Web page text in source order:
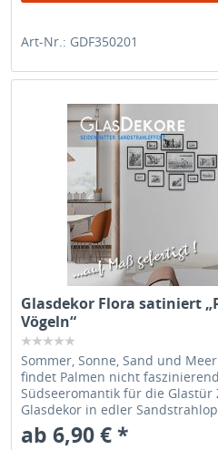
Art-Nr.: GDF350201
Glasdekor Flora satiniert
Vögeln“
Sommer, Sonne, Sand und
findet Palmen nicht
Südseeromantik für die Glastür
Glasdekor in edler
ab 6,90 € *